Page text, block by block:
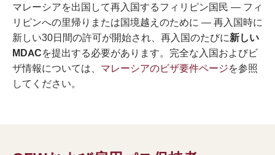
マレーシアを出国して再入国するフィリピン国民 — フィ
リピンへの里帰りまたは国境越えのために — 再入国時に
新しい30日間の許可が開始され、再入国のたびに新しい
MDACを提出する必要があります。完全な入国およびビ
ザ情報については、 マレーシアのビザ要件ページを参照
してください。